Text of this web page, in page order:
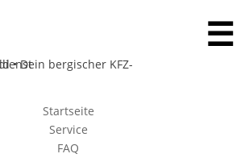
Startseite
Service
FAQ
☰